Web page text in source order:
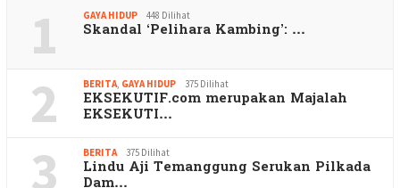
1 GAYA HIDUP 448 Dilihat
Skandal ‘Pelihara Kambing’: …
2 BERITA, GAYA HIDUP 375 Dilihat
EKSEKUTIF.com merupakan Majalah
EKSEKUTI…
3 BERITA 375 Dilihat
Lindu Aji Temanggung Serukan Pilkada
Dam…